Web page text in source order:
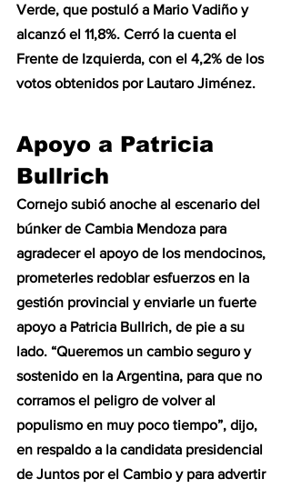
Verde, que postuló a Mario Vadiño y
alcanzó el 11,8%. Cerró la cuenta el
Frente de Izquierda, con el 4,2% de los
votos obtenidos por Lautaro Jiménez.
Apoyo a Patricia
Bullrich
Cornejo subió anoche al escenario del
búnker de Cambia Mendoza para
agradecer el apoyo de los mendocinos,
prometerles redoblar esfuerzos en la
gestión provincial y enviarle un fuerte
apoyo a Patricia Bullrich, de pie a su
lado. “Queremos un cambio seguro y
sostenido en la Argentina, para que no
corramos el peligro de volver al
populismo en muy poco tiempo”, dijo,
en respaldo a la candidata presidencial
de Juntos por el Cambio y para advertir